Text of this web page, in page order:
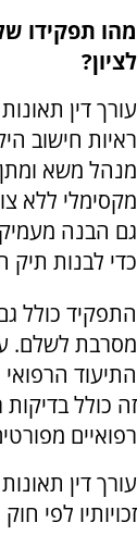
מהו תפקידו
לציון?
עורך דין
ראיות חישוב
מנהל משא ומתן
מקסימלי ללא
גם הבנה
כדי לבנות תיק
התפקיד כולל
מסרבת לשלם.
התיעוד
זה כולל
רפואיים
עורך דין
זכויותיו לפי